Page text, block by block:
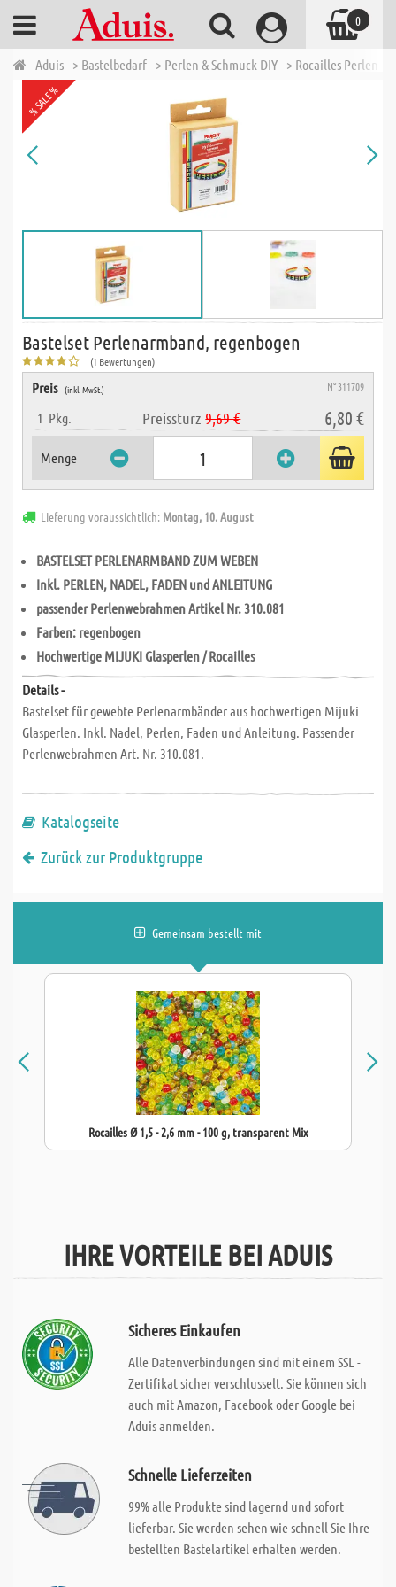
Aduis > Bastelbedarf > Perlen & Schmuck DIY > Rocailles Perlen -
% SALE %
Bastelset Perlenarmband, regenbogen
(1 Bewertungen)
Preis (inkl. MwSt.) N° 311709
1 Pkg. Preissturz 9,69 € 6,80 €
Menge
Lieferung voraussichtlich: Montag, 10. August
BASTELSET PERLENARMBAND ZUM WEBEN
Inkl. PERLEN, NADEL, FADEN und ANLEITUNG
passender Perlenwebrahmen Artikel Nr. 310.081
Farben: regenbogen
Hochwertige MIJUKI Glasperlen / Rocailles
Details -
Bastelset für gewebte Perlenarmbänder aus hochwertigen Mijuki
Glasperlen. Inkl. Nadel, Perlen, Faden und Anleitung. Passender
Perlenwebrahmen Art. Nr. 310.081.
Katalogseite
Zurück zur Produktgruppe
Gemeinsam bestellt mit
Rocailles Ø 1,5 - 2,6 mm - 100 g, transparent Mix
IHRE VORTEILE BEI ADUIS
Sicheres Einkaufen
Alle Datenverbindungen sind mit einem SSL -
Zertifikat sicher verschlusselt. Sie können sich
auch mit Amazon, Facebook oder Google bei
Aduis anmelden.
Schnelle Lieferzeiten
99% alle Produkte sind lagernd und sofort
lieferbar. Sie werden sehen wie schnell Sie Ihre
bestellten Bastelartikel erhalten werden.
0